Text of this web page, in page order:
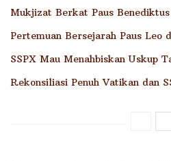
Mukjizat Berkat Paus
Pertemuan Bersejarah Paus Leo
SSPX Mau Menahbiskan Uskup
Rekonsiliasi Penuh Vatikan dan